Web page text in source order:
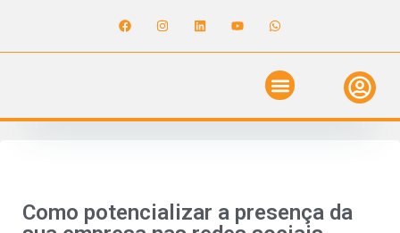
Como potencializar a presença da